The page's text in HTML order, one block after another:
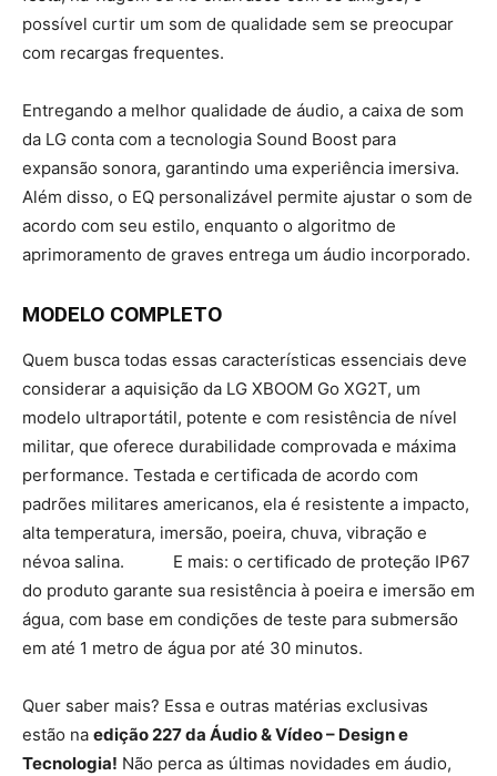
possível curtir um som de qualidade sem se preocupar
com recargas frequentes.
Entregando a melhor qualidade de áudio, a caixa de som
da LG conta com a tecnologia Sound Boost para
expansão sonora, garantindo uma experiência imersiva.
Além disso, o EQ personalizável permite ajustar o som de
acordo com seu estilo, enquanto o algoritmo de
aprimoramento de graves entrega um áudio incorporado.
MODELO COMPLETO
Quem busca todas essas características essenciais deve
considerar a aquisição da LG XBOOM Go XG2T, um
modelo ultraportátil, potente e com resistência de nível
militar, que oferece durabilidade comprovada e máxima
performance. Testada e certificada de acordo com
padrões militares americanos, ela é resistente a impacto,
alta temperatura, imersão, poeira, chuva, vibração e
névoa salina. E mais: o certificado de proteção IP67
do produto garante sua resistência à poeira e imersão em
água, com base em condições de teste para submersão
em até 1 metro de água por até 30 minutos.
Quer saber mais? Essa e outras matérias exclusivas
estão na edição 227 da Áudio & Vídeo – Design e
Tecnologia! Não perca as últimas novidades em áudio,